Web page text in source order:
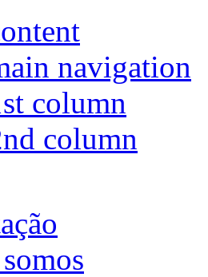
navigation
column
column